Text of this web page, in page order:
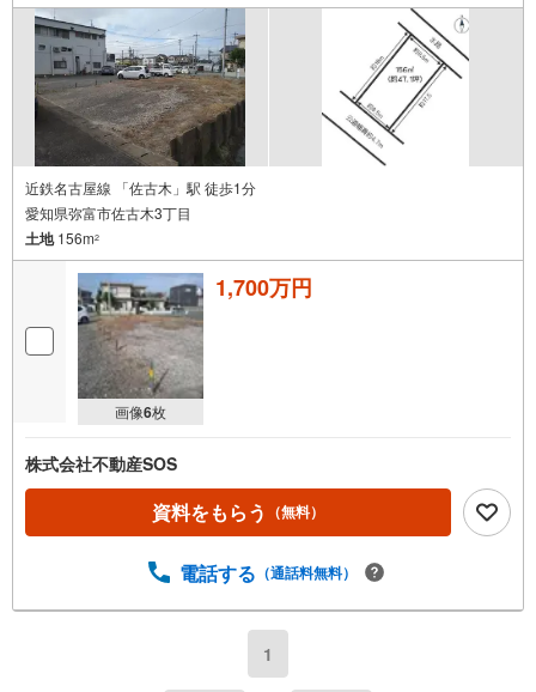
近鉄名古屋線 「佐古木」駅 徒歩1分
愛知県弥富市佐古木3丁目
土地156m2
画像6枚
1,700万円
株式会社不動産SOS
資料をもらう （無料）
電話する （通話料無料）
1